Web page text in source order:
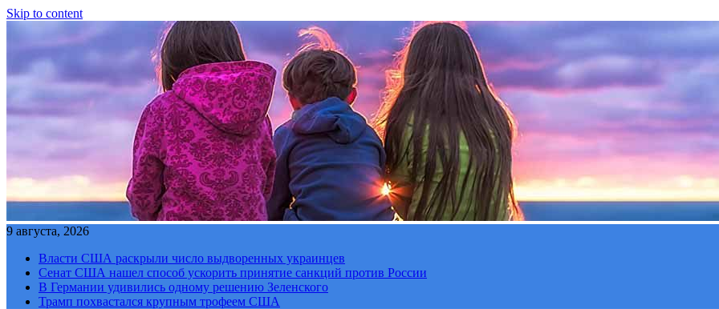
Skip to content
9 августа, 2026
Власти США раскрыли число выдворенных украинцев
Сенат США нашел способ ускорить принятие санкций против России
В Германии удивились одному решению Зеленского
Трамп похвастался крупным трофеем США